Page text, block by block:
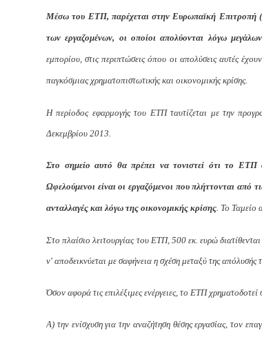
Μέσω του ΕΤΠ, παρέχεται στην Ευρωπαϊκή Επιτροπή
των εργαζομένων, οι οποίοι απολύονται λόγω
εμπορίου, στις περιπτώσεις όπου οι απολύσεις αυτές
παγκόσμιας χρηματοπιστωτικής και οικονομικής κρίσης.
Η περίοδος εφαρμογής του ΕΤΠ ταυτίζεται με την
Δεκεμβρίου 2013.
Στο σημείο αυτό θα πρέπει να τονιστεί ότι το ΕΤΠ
Ωφελούμενοι είναι οι εργαζόμενοι που πλήττονται από
ανταλλαγές και λόγω της οικονομικής κρίσης. Το Ταμείο
Στο πλαίσιο λειτουργίας του ΕΤΠ, 500 εκ. ευρώ
ν' αποδεικνύεται με σαφήνεια η σχέση μεταξύ της
Όσον αφορά τις επιλέξιμες ενέργειες, το ΕΤΠ χρηματοδοτεί
Α) την ενίσχυση για την αναζήτηση θέσης εργασίας, τον